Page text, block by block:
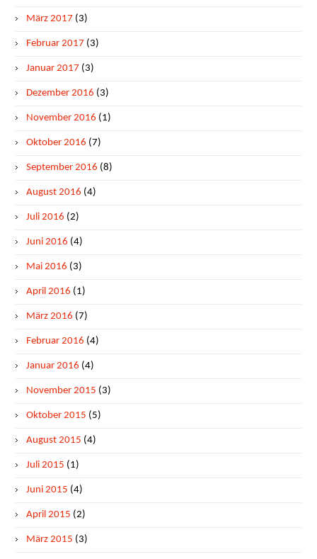
März 2017 (3)
Februar 2017 (3)
Januar 2017 (3)
Dezember 2016 (3)
November 2016 (1)
Oktober 2016 (7)
September 2016 (8)
August 2016 (4)
Juli 2016 (2)
Juni 2016 (4)
Mai 2016 (3)
April 2016 (1)
März 2016 (7)
Februar 2016 (4)
Januar 2016 (4)
November 2015 (3)
Oktober 2015 (5)
August 2015 (4)
Juli 2015 (1)
Juni 2015 (4)
April 2015 (2)
März 2015 (3)